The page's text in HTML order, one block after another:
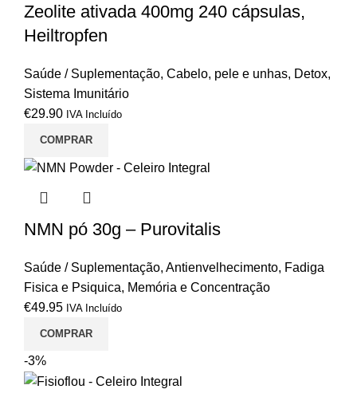
Zeolite ativada 400mg 240 cápsulas,
Heiltropfen
Saúde / Suplementação, Cabelo, pele e unhas, Detox,
Sistema Imunitário
€29.90 IVA Incluído
COMPRAR
NMN pó 30g – Purovitalis
Saúde / Suplementação, Antienvelhecimento, Fadiga
Fisica e Psiquica, Memória e Concentração
€49.95 IVA Incluído
COMPRAR
-3%